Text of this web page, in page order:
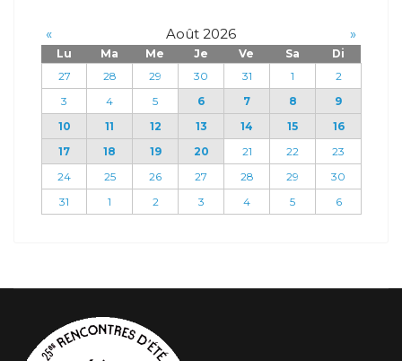
« Août 2026 »
Lu Ma Me Je Ve Sa
Di
27
28 29 30 31 1
2
3
4 5 6 7 8
9
10
11 12 13 14 15
16
17
18 19 20 21 22
23
24
25 26 27 28 29
30
31
1 2 3 4 5 6